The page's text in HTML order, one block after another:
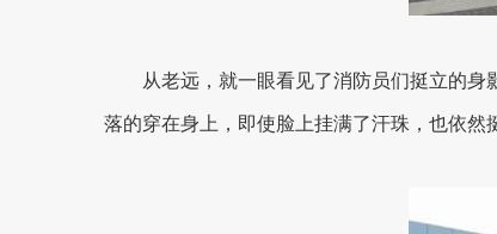
从老远，就一眼看见了消防员们挺立的
落的穿在身上，即使脸上挂满了汗珠，也依然